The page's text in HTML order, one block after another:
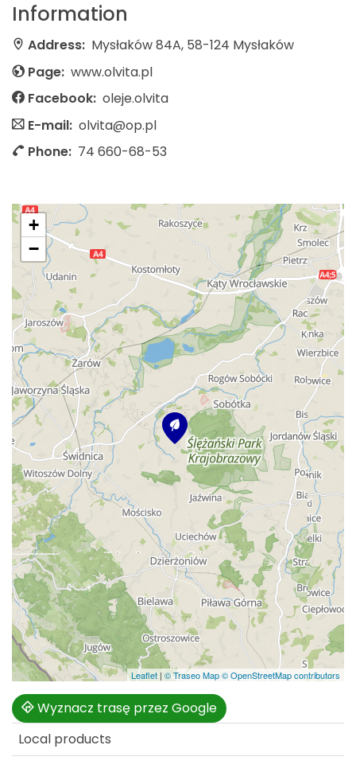
Information
Address: Mysłaków 84A, 58-124 Mysłaków
Page: www.olvita.pl
Facebook: oleje.olvita
E-mail: olvita@op.pl
Phone: 74 660-68-53
+
−
Leaflet | © Traseo Map© OpenStreetMap contributors
Wyznacz trasę przez Google
Local products